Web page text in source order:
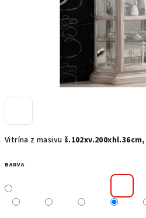
Vitrína z masivu š.102xv.200xhl.36cm,
BARVA